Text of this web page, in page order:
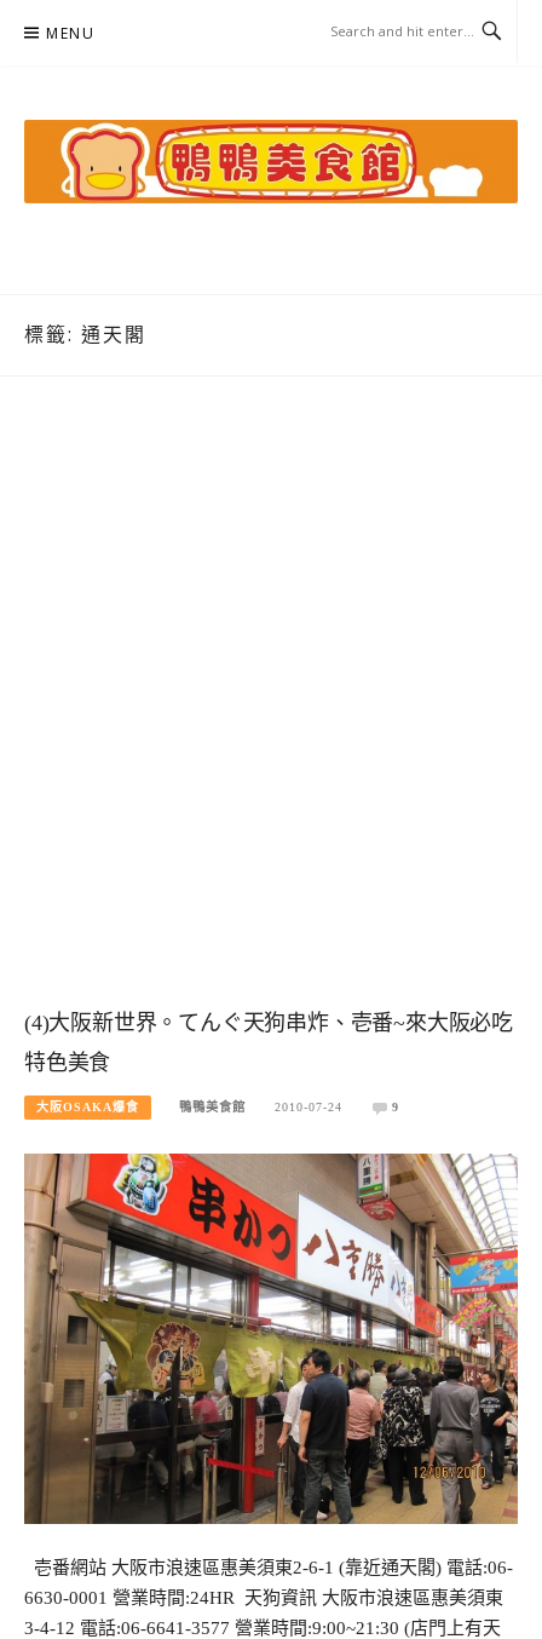
MENU
標籤: 通天閣
(4)大阪新世界。てんぐ天狗串炸、壱番~來大阪必吃
特色美食
大阪OSAKA爆食 鴨鴨美食館 2010-07-24 9
壱番網站 大阪市浪速區惠美須東2-6-1 (靠近通天閣) 電話:06-
6630-0001 營業時間:24HR 天狗資訊 大阪市浪速區惠美須東
3-4-12 電話:06-6641-3577 營業時間:9:00~21:30 (店門上有天